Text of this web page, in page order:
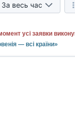
За весь час
усі заявки
— всі країни»